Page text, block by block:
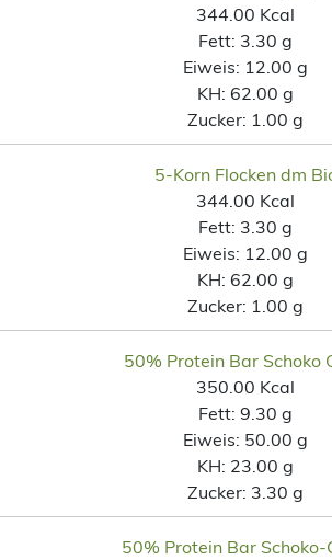
344.00 Kcal
Fett: 3.30 g
Eiweis: 12.00 g
KH: 62.00 g
Zucker: 1.00 g
5-Korn Flocken dm
344.00 Kcal
Fett: 3.30 g
Eiweis: 12.00 g
KH: 62.00 g
Zucker: 1.00 g
50% Protein Bar Schoko
350.00 Kcal
Fett: 9.30 g
Eiweis: 50.00 g
KH: 23.00 g
Zucker: 3.30 g
50% Protein Bar Schoko-